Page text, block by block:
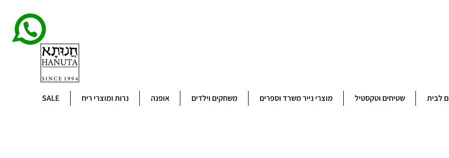
לבית שטיחים וטקסטיל מוצרי נייר משרד וספרים משחקים וילדים אופנה נרות ומוצרי ריח SALE